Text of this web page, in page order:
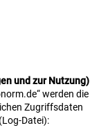
und zur Nutzung)
werden die
Zugriffsdaten
Datei):